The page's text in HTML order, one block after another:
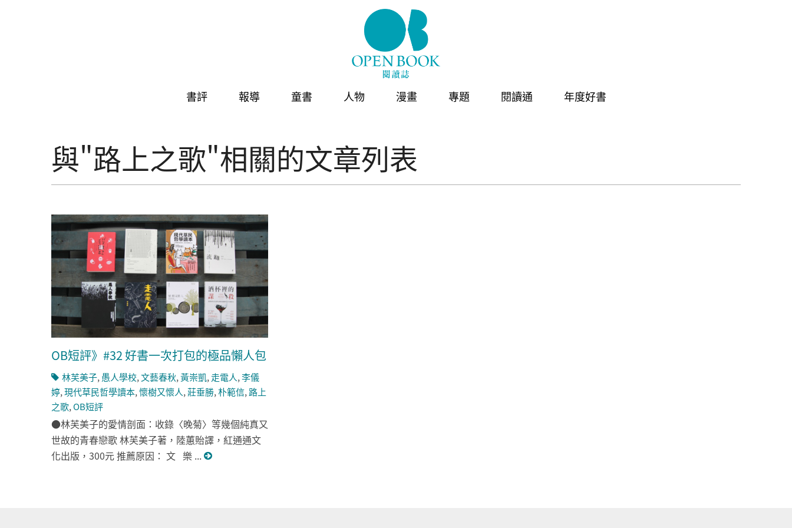
書評 報導 童書 人物 漫畫 專題 閱讀通 年度好書
與"路上之歌"相關的文章列表
OB短評》#32 好書一次打包的極品懶人包
林芙美子, 愚人學校,文藝春秋,黃崇凱, 走電人,李儀
婷,現代草民哲學讀本,懷樹又懷人,莊垂勝,朴範信, 路上
之歌,OB短評
●林芙美子的愛情剖面：收錄〈晚菊〉等幾個純真又
世故的青春戀歌 林芙美子著，陸蕙貽譯，紅通通文
化出版，300元 推薦原因： 文 樂 ...